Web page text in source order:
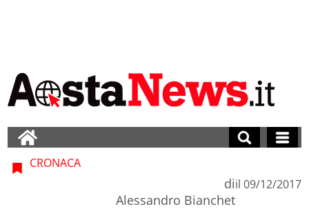
CRONACA
di
Alessandro Bianchet
il 09/12/2017